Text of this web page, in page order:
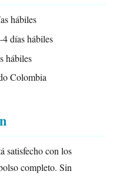
hábiles
4 días hábiles
hábiles
Colombia
satisfecho con los
completo. Sin